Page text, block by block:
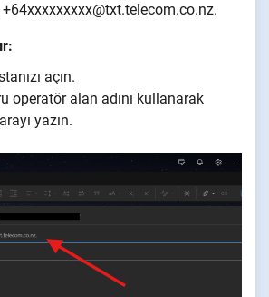
açın.
operatör alan adını kullanarak
yazın.